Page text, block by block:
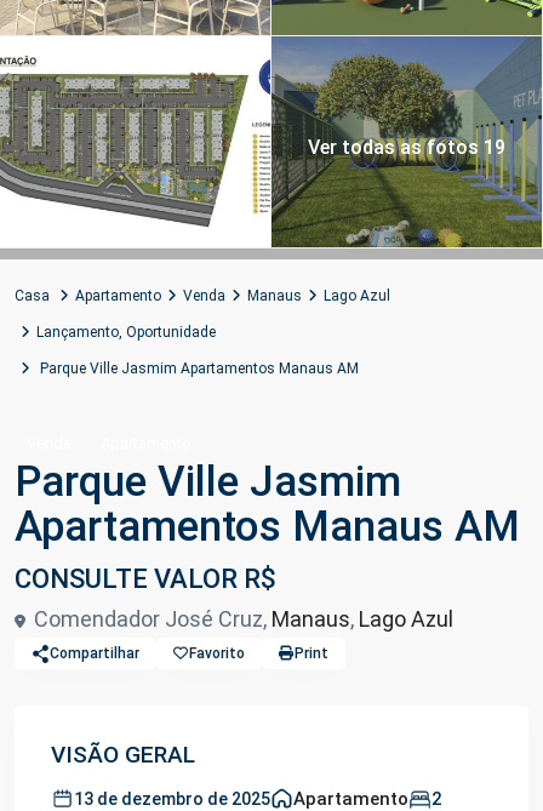
Ver todas as fotos 19
Casa Apartamento Venda Manaus Lago Azul
Lançamento, Oportunidade
Parque Ville Jasmim Apartamentos Manaus AM
Parque Ville Jasmim
Apartamentos Manaus AM
CONSULTE VALOR R$
Comendador José Cruz, Manaus, Lago Azul
Compartilhar Favorito Print
VISÃO GERAL
13 de dezembro de 2025
Apartamento 2